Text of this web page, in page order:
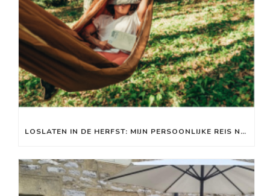
LOSLATEN IN DE HERFST: MIJN PERSOONLIJKE REIS NAAR MEER RUST EN ENERGIE